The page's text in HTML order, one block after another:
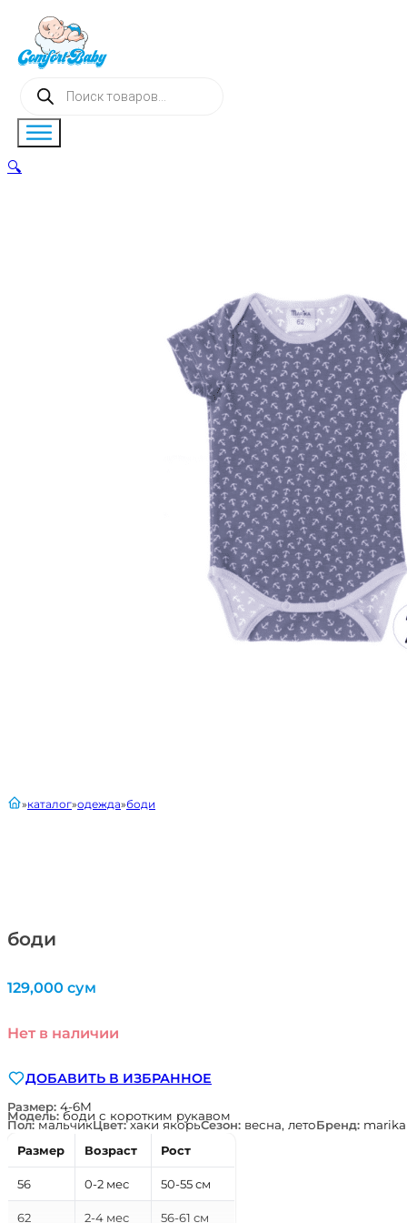
Поиск
товаров
боди
главнаякаталог одежда боди
129,000 сум
Нет в наличии
ДОБАВИТЬ В ИЗБРАННОЕ
Размер: 4-6М
Модель: боди с коротким рукавом
Пол:мальчикЦвет:хаки якорьСезон: весна, летоБренд: marika
Размер
Возраст Рост
56 0-2 мес 50-55 см
62 2-4 мес 56-61 см
🔍